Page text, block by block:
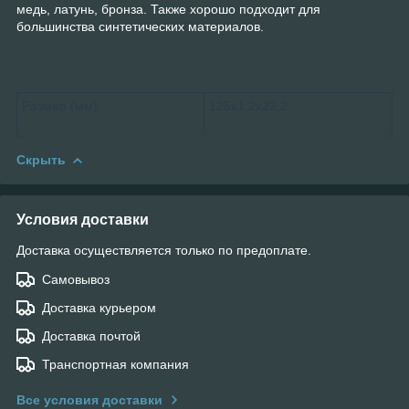
медь, латунь, бронза. Также хорошо подходит для
большинства синтетических материалов.
Скрыть
Условия доставки
Доставка осуществляется только по предоплате.
Самовывоз
Доставка курьером
Доставка почтой
Транспортная компания
Все условия доставки